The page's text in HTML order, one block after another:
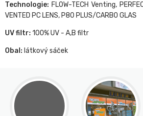
Technologie: FLOW-TECH Venting,
VENTED PC LENS, P80 PLUS/CARBO GLAS
UV filtr: 100% UV - A,B filtr
Obal: látkový sáček